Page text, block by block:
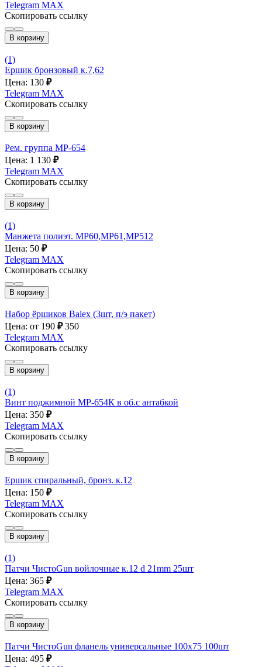
Telegram MAX
Скопировать ссылку
В корзину
(1)
Ершик бронзовый к.7,62
Цена: 130 ₽
Telegram MAX
Скопировать ссылку
В корзину
Рем. группа МР-654
Цена: 1 130 ₽
Telegram MAX
Скопировать ссылку
В корзину
(1)
Манжета полиэт. МР60,МР61,МР512
Цена: 50 ₽
Telegram MAX
Скопировать ссылку
В корзину
Набор ёршиков Baiex (3шт, п/э пакет)
Цена: от 190 ₽ 350
Telegram MAX
Скопировать ссылку
В корзину
(1)
Винт поджимной МР-654К в об.с антабкой
Цена: 350 ₽
Telegram MAX
Скопировать ссылку
В корзину
Ершик спиральный, бронз. к.12
Цена: 150 ₽
Telegram MAX
Скопировать ссылку
В корзину
(1)
Патчи ЧистоGun войлочные к.12 d 21mm 25шт
Цена: 365 ₽
Telegram MAX
Скопировать ссылку
В корзину
Патчи ЧистоGun фланель универсальные 100х75 100шт
Цена: 495 ₽